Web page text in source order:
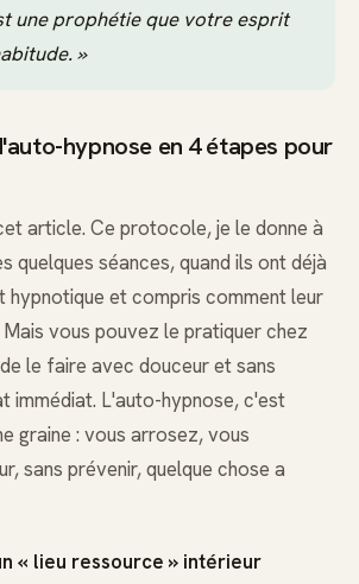
une prophétie que votre esprit
»
hypnose en 4 étapes pour
article. Ce protocole, je le donne à
quelques séances, quand ils ont déjà
hypnotique et compris comment leur
vous pouvez le pratiquer chez
le faire avec douceur et sans
immédiat. L'auto-hypnose, c'est
graine : vous arrosez, vous
sans prévenir, quelque chose a
« lieu ressource » intérieur